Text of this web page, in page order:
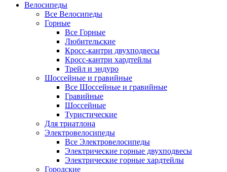
Велосипеды
Все Велосипеды
Горные
Все Горные
Любительские
Кросс-кантри двухподвесы
Кросс-кантри хардтейлы
Трейл и эндуро
Шоссейные и гравийные
Все Шоссейные и гравийные
Гравийные
Шоссейные
Туристические
Для триатлона
Электровелосипеды
Все Электровелосипеды
Электрические горные двухподвесы
Электрические горные хардтейлы
Городские